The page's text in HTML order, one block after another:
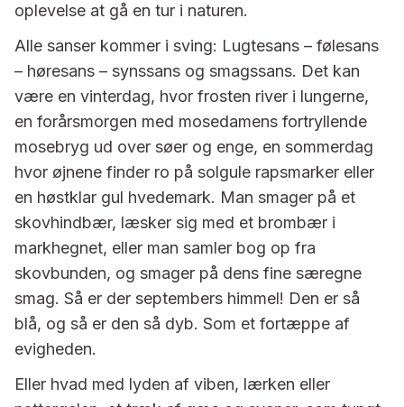
oplevelse at gå en tur i naturen.
Alle sanser kommer i sving: Lugtesans – følesans
– høresans – synssans og smagssans. Det kan
være en vinterdag, hvor frosten river i lungerne,
en forårsmorgen med mosedamens fortryllende
mosebryg ud over søer og enge, en sommerdag
hvor øjnene finder ro på solgule rapsmarker eller
en høstklar gul hvedemark. Man smager på et
skovhindbær, læsker sig med et brombær i
markhegnet, eller man samler bog op fra
skovbunden, og smager på dens fine særegne
smag. Så er der septembers himmel! Den er så
blå, og så er den så dyb. Som et fortæppe af
evigheden.
Eller hvad med lyden af viben, lærken eller